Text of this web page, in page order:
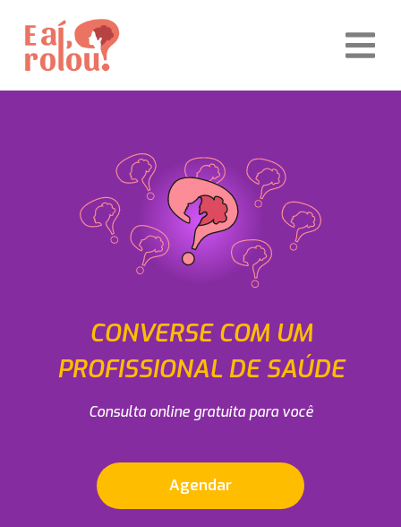
CONVERSE COM UM
PROFISSIONAL DE SAÚDE
Consulta online gratuita para você
Agendar